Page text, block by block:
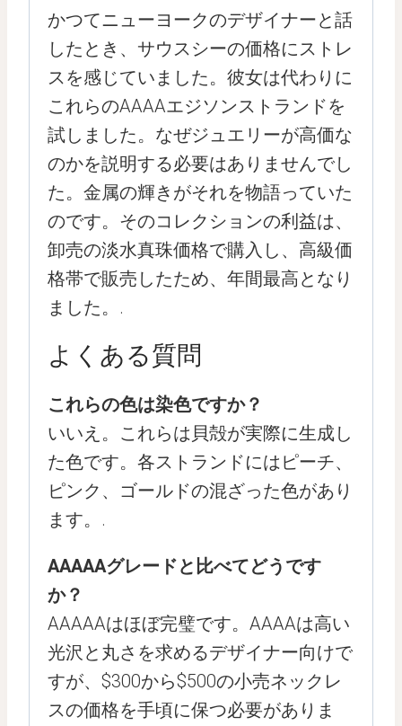
かつてニューヨークのデザイナーと話
したとき、サウスシーの価格にストレ
スを感じていました。彼女は代わりに
これらのAAAAエジソンストランドを
試しました。なぜジュエリーが高価な
のかを説明する必要はありませんでし
た。金属の輝きがそれを物語っていた
のです。そのコレクションの利益は、
卸売の淡水真珠価格で購入し、高級価
格帯で販売したため、年間最高となり
ました。.
よくある質問
これらの色は染色ですか？
いいえ。これらは貝殻が実際に生成し
た色です。各ストランドにはピーチ、
ピンク、ゴールドの混ざった色があり
ます。.
AAAAAグレードと比べてどうです
か？
AAAAAはほぼ完璧です。AAAAは高い
光沢と丸さを求めるデザイナー向けで
すが、$300から$500の小売ネックレ
スの価格を手頃に保つ必要がありま